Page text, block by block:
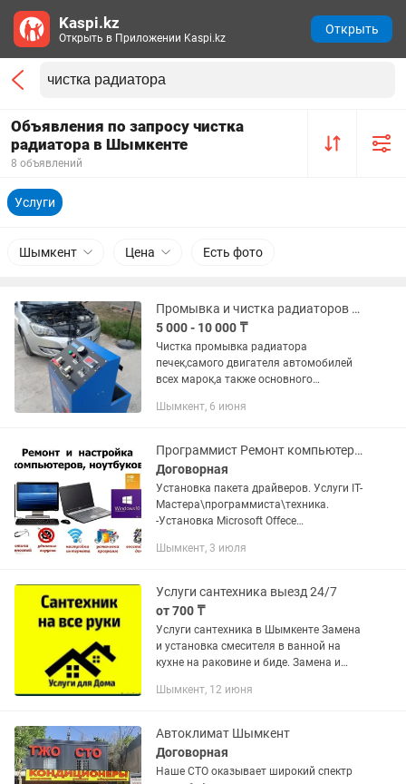
Объявления по запросу чистка
радиатора в Шымкенте
8 объявлений
Услуги
Шымкент Цена Есть фото
Промывка и чистка радиаторов печки автомобиля и системы охлаждения авто
5 000 - 10 000 ₸
Чистка промывка радиатора
печек,самого двигателя автомобилей
всех марок,а также основного
теплый воздух не спешите менять
мы...
Шымкент, 6 июня
Программист Ремонт компьютер и ноутбук XP.7.8.10.11 Выезд на 24/7.
Договорная
Установка пакета драйверов. Услуги IT-
Мастера\программиста\техника.
-Установка Microsoft Offece
Принтеров. -Установка Драйверов.
вирусов,...
Шымкент, 3 июля
Услуги сантехника выезд 24/7
от 700 ₸
Услуги сантехника в Шымкенте Замена
и установка смесителя в ванной на
кухне на раковине и биде. Замена и
кранов. Установка и замена Змеевика
Шымкент, 12 июня
Автоклимат Шымкент
Договорная
Наше СТО оказывает широкий спектр
Kaspi.kz
Открыть в Приложении Kaspi.kz
Открыть